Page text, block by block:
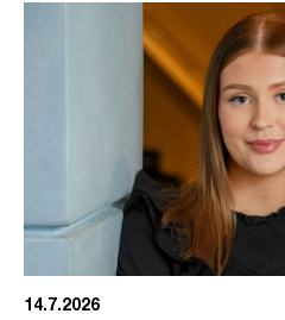
14.7.2026